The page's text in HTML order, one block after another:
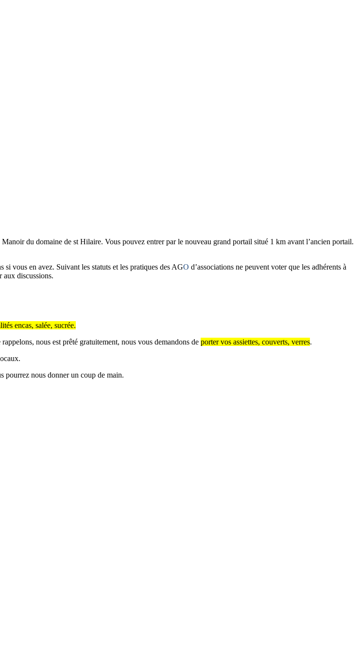
Manoir du domaine de st Hilaire. Vous pouvez entrer par le nouveau grand portail situé 1 km avant l’ancien portail.
vous en avez. Suivant les statuts et les pratiques des AGO d’associations ne peuvent voter que les adhérents à
aux discussions.
encas, salée, sucrée.
nous est prêté gratuitement, nous vous demandons de porter vos assiettes, couverts, verres.
pourrez nous donner un coup de main.